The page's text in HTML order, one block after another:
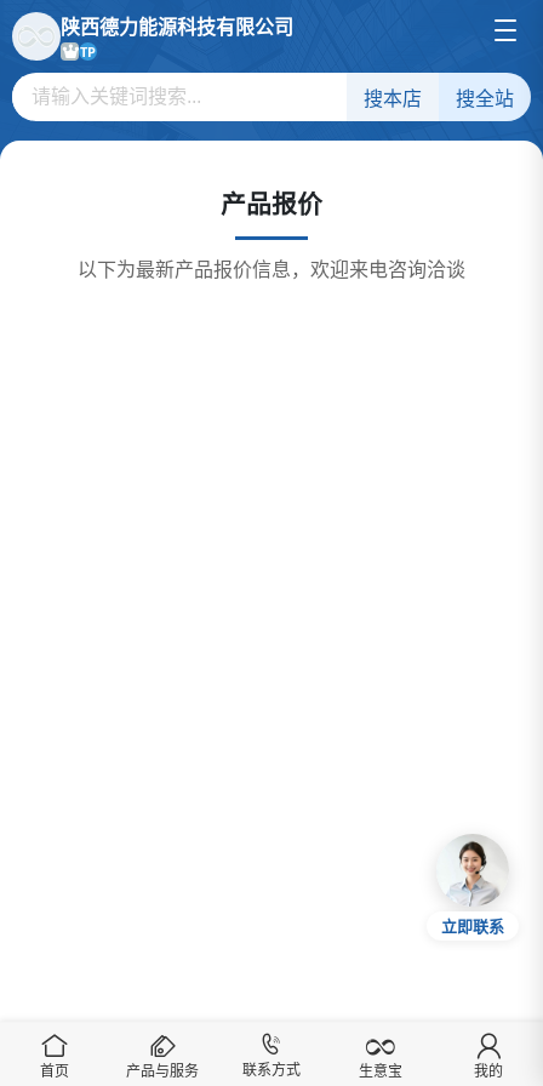
陕西德力能源科技有限公司
TP
搜本店 搜全站
产品报价
以下为最新产品报价信息，欢迎来电咨询洽谈
立即联系
首页 产品与服务 联系方式 生意宝 我的